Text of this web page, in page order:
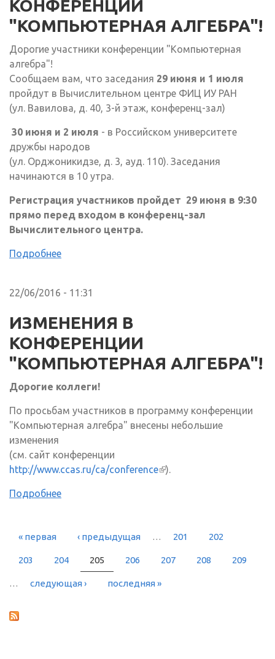
КОНФЕРЕНЦИИ
"КОМПЬЮТЕРНАЯ АЛГЕБРА"!
Дорогие участники конференции "Компьютерная
алгебра"!
Сообщаем вам, что заседания 29 июня и 1 июля
пройдут в Вычислительном центре ФИЦ ИУ РАН
(ул. Вавилова, д. 40, 3-й этаж, конференц-зал)
30 июня и 2 июля - в Российском университете
дружбы народов
(ул. Орджоникидзе, д. 3, ауд. 110). Заседания
начинаются в 10 утра.
Регистрация участников пройдет 29 июня в 9:30
прямо перед входом в конференц-зал
Вычислительного центра.
Подробнее
22/06/2016 - 11:31
ИЗМЕНЕНИЯ В
КОНФЕРЕНЦИИ
"КОМПЬЮТЕРНАЯ АЛГЕБРА"!
Дорогие коллеги!
По просьбам участников в программу конференции
"Компьютерная алгебра" внесены небольшие
изменения
(см. сайт конференции
http://www.ccas.ru/ca/conference(внешняя ссылка)
).
Подробнее
СТРАНИЦЫ
« первая ‹ предыдущая … 201 202
203 204 205 206 207 208 209
… следующая › последняя »